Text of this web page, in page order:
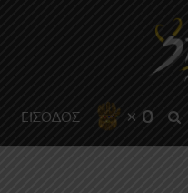
ΕΙΣΟΔΟΣ × 0